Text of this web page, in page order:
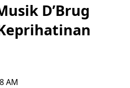
D’Brug
AM